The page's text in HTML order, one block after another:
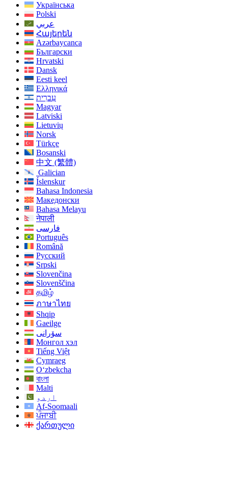
Українська
Polski
عربي
Հայերեն
Azərbaycanca
Български
Hrvatski
Dansk
Eesti keel
Ελληνικά
עִברִית
Magyar
Latviski
Lietuvių
Norsk
Türkçe
Bosanski
中文 (繁體)
Galician
Íslenskur
Bahasa Indonesia
Македонски
Bahasa Melayu
नेपाली
فارسی
Português
Română
Русский
Srpski
Slovenčina
Slovenščina
தமிழ்
ภาษาไทย
Shqip
Gaeilge
سۆرانی
Монгол хэл
Tiếng Việt
Cymraeg
O‘zbekcha
বাংলা
Malti
اردو
Af-Soomaali
ਪੰਜਾਬੀ
ქართული